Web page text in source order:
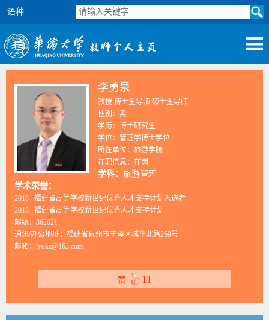
语种
李勇泉
教授 博士生导师 硕士生导师
性别：男
学历：博士研究生
学位：管理学博士学位
所在单位：旅游学院
在职信息：在岗
学科： 旅游管理
学术荣誉：
2018 福建省高等学校新世纪优秀人才支持计划入选者
2018 福建省高等学校新世纪优秀人才支持计划
邮编： 362021
通讯/办公地址： 福建省泉州市丰泽区城华北路269号
邮箱： lyqax@163.com
赞 11